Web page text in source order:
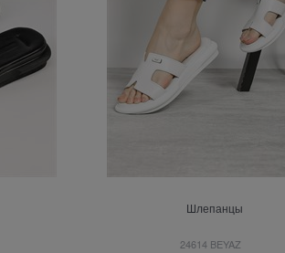
Шлепанцы
24614 BEYAZ